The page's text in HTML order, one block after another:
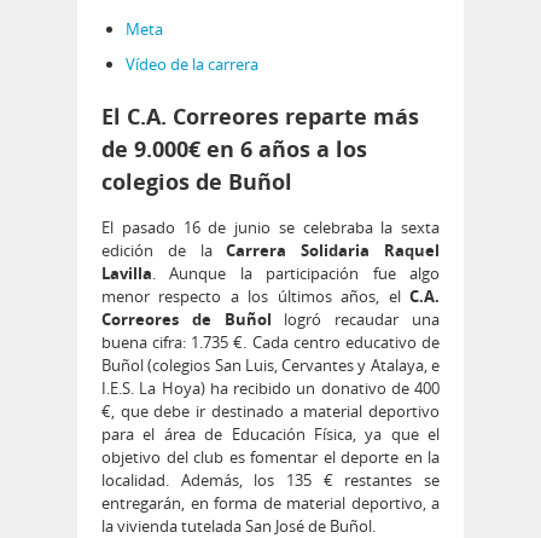
Meta
Vídeo de la carrera
El C.A. Correores reparte más
de 9.000€ en 6 años a los
colegios de Buñol
El pasado 16 de junio se celebraba la sexta
edición de laCarrera Solidaria Raquel
Lavilla. Aunque la participación fue algo
menor respecto a los últimos años, el C.A.
Correores de Buñol logró recaudar una
buena cifra: 1.735 €. Cada centro educativo de
Buñol (colegios San Luis, Cervantes y Atalaya, e
I.E.S. La Hoya) ha recibido un donativo de 400
€, que debe ir destinado a material deportivo
para el área de Educación Física, ya que el
objetivo del club es fomentar el deporte en la
localidad. Además, los 135 € restantes se
entregarán, en forma de material deportivo, a
la vivienda tutelada San José de Buñol.